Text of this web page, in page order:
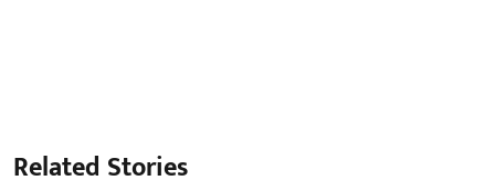
Related Stories